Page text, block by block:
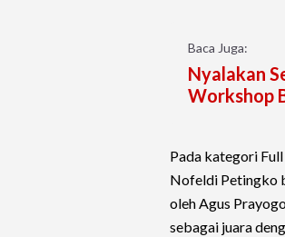
Baca Juga:
Nyalakan
Workshop
Pada kategori
Nofeldi Petingko
oleh Agus
sebagai juara